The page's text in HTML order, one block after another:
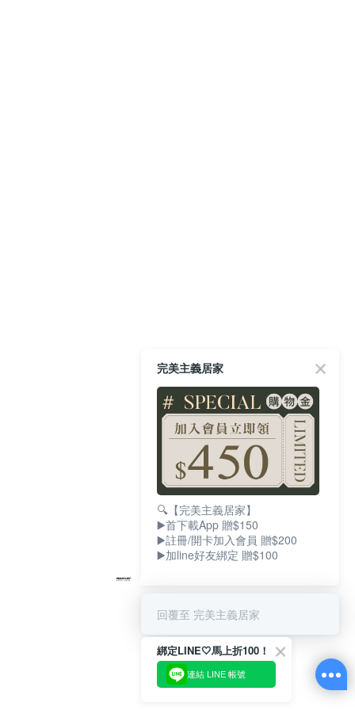
完美主義居家
🔍【完美主義居家】
▶️首下載App 贈$150
▶️註冊/開卡加入會員 贈$200
▶️加line好友綁定 贈$100
回覆至 完美主義居家
綁定LINE🤍馬上折100！
連結 LINE 帳號